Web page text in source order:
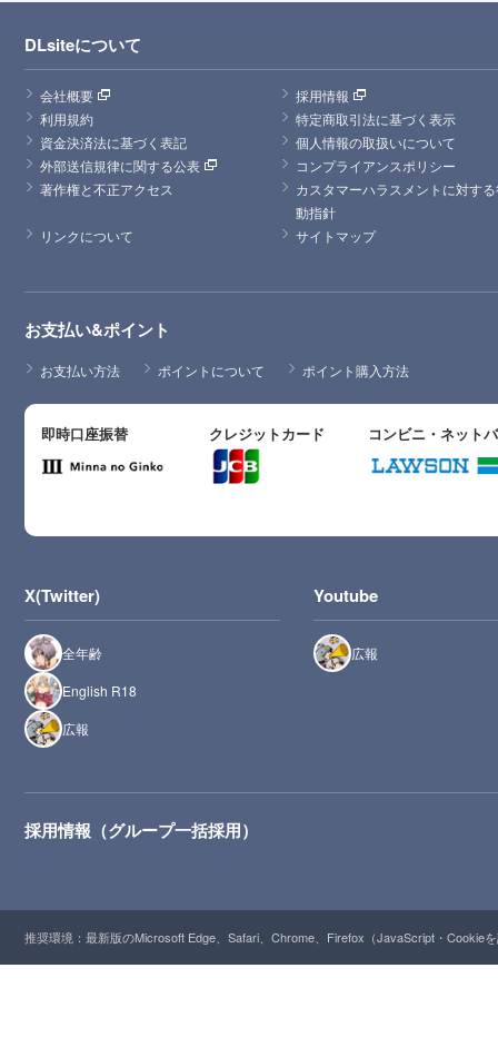
DLsiteについて
会社概要
採用情報
利用規約
特定商取引法に基づく表示
資金決済法に基づく表記
個人情報の取扱いについて
外部送信規律に関する公表
コンプライアンスポリシー
著作権と不正アクセス
カスタマーハラスメントに対す
動指針
リンクについて
サイトマップ
お支払い&ポイント
お支払い方法 ポイントについて ポイント購入方法
即時口座振替 クレジットカード コンビニ・ネット
X(Twitter)
全年齢
English R18
広報
Youtube
広報
採用情報（グループ一括採用）
推奨環境：最新版のMicrosoft Edge、Safari、Chrome、Firefox（JavaScript・Cookie